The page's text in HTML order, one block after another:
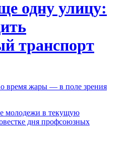
одну улицу:
транспорт
время жары — в поле зрения
молодежи в текущую
дня профсоюзных